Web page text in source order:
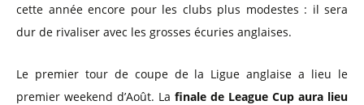
cette année encore pour les clubs plus modestes : il sera
dur de rivaliser avec les grosses écuries anglaises.
Le premier tour de coupe de la Ligue anglaise a lieu le
premier weekend d’Août. La finale de League Cup aura lieu